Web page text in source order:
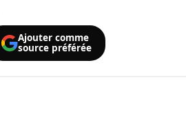
Ajouter comme
source préférée